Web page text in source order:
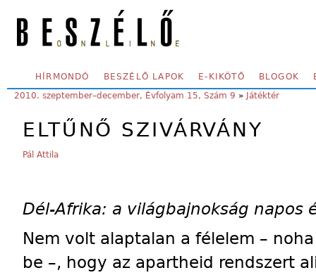
SECONDARY MENU
HÍRMONDÓ BESZÉLŐ LAPOK E-KIKÖTŐ BLOGOK
YOU ARE HERE:
2010. szeptember–december, Évfolyam 15, Szám 9 » Játéktér
ELTŰNŐ SZIVÁRVÁNY
Pál Attila
Dél-Afrika: a világbajnokság napos
Nem volt alaptalan a félelem –
be –, hogy az apartheid rendszert